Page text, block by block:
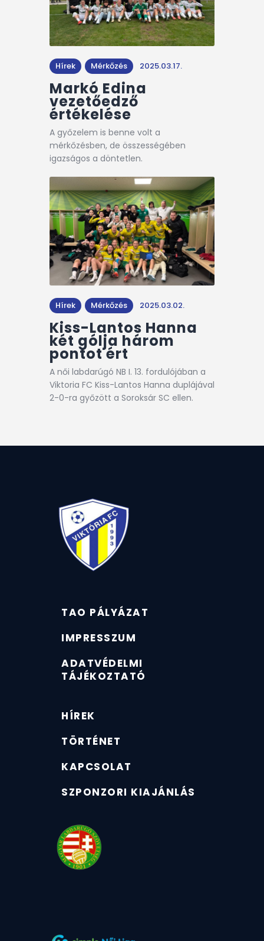
Hírek Mérkőzés 2025.03.17.
Markó Edina
vezetőedző
értékelése
A győzelem is benne volt a
mérkőzésben, de összességében
igazságos a döntetlen.
Hírek Mérkőzés 2025.03.02.
Kiss-Lantos Hanna
két gólja három
pontot ért
A női labdarúgó NB I. 13. fordulójában a
Viktoria FC Kiss-Lantos Hanna duplájával
2-0-ra győzött a Soroksár SC ellen.
TAO PÁLYÁZAT
IMPRESSZUM
ADATVÉDELMI
TÁJÉKOZTATÓ
HÍREK
TÖRTÉNET
KAPCSOLAT
SZPONZORI KIAJÁNLÁS